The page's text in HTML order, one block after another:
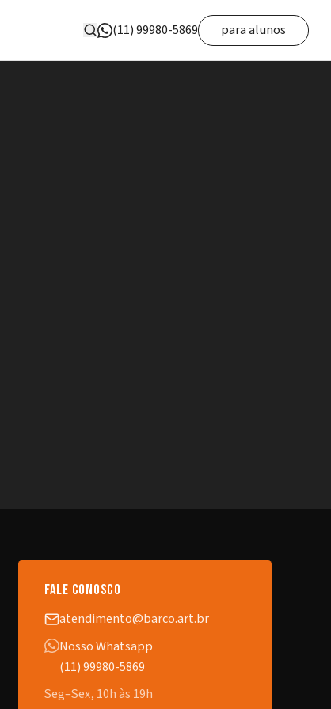
(11) 99980-5869 para alunos
fale conosco
atendimento@barco.art.br
Nosso Whatsapp
(11) 99980-5869
Seg–Sex, 10h às 19h